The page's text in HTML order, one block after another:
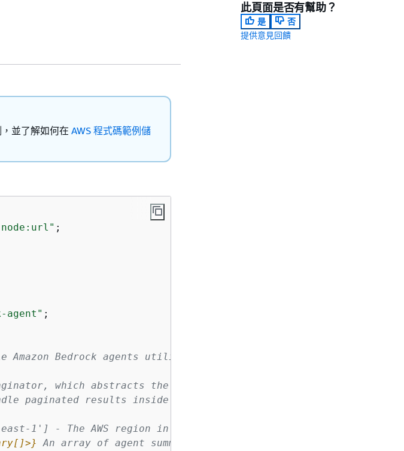
並了解如何在 AWS 程式碼範例儲
;
agent" ;
Bedrock agents utilizing the paginator function.
which abstracts the complexity of pagination, providing
paginated results inside a `for await...of` loop.
1'] - The AWS region in use.
An array of agent summaries.
此頁面是否有幫助？
是
否
提供意見回饋